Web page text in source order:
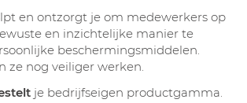
en ontzorgt je om medewerkers op
en inzichtelijke manier te
beschermingsmiddelen.
ze nog veiliger werken.
je bedrijfseigen productgamma.